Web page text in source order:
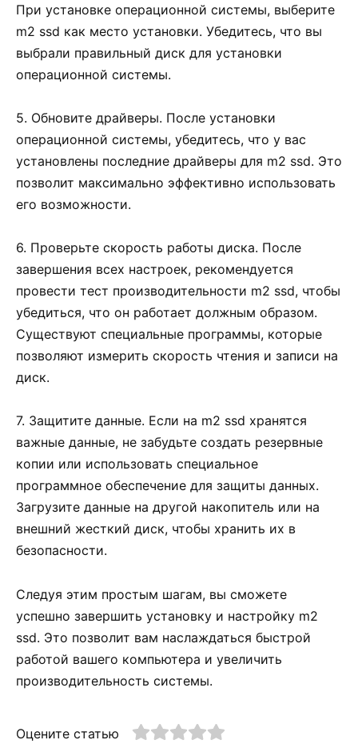
При установке операционной системы, выберите
m2 ssd как место установки. Убедитесь, что вы
выбрали правильный диск для установки
операционной системы.
5. Обновите драйверы. После установки
операционной системы, убедитесь, что у вас
установлены последние драйверы для m2 ssd. Это
позволит максимально эффективно использовать
его возможности.
6. Проверьте скорость работы диска. После
завершения всех настроек, рекомендуется
провести тест производительности m2 ssd, чтобы
убедиться, что он работает должным образом.
Существуют специальные программы, которые
позволяют измерить скорость чтения и записи на
диск.
7. Защитите данные. Если на m2 ssd хранятся
важные данные, не забудьте создать резервные
копии или использовать специальное
программное обеспечение для защиты данных.
Загрузите данные на другой накопитель или на
внешний жесткий диск, чтобы хранить их в
безопасности.
Следуя этим простым шагам, вы сможете
успешно завершить установку и настройку m2
ssd. Это позволит вам наслаждаться быстрой
работой вашего компьютера и увеличить
производительность системы.
Оцените статью